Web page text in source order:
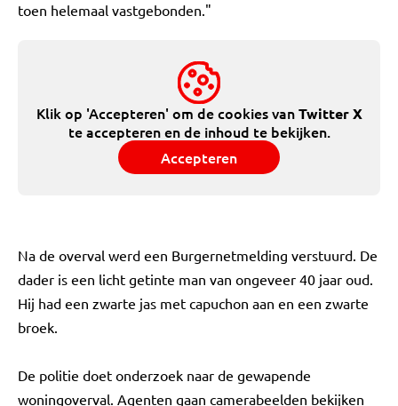
toen helemaal vastgebonden."
Klik op 'Accepteren' om de cookies vanTwitter X
te accepteren en de inhoud te bekijken.
Accepteren
Na de overval werd een Burgernetmelding verstuurd. De
dader is een licht getinte man van ongeveer 40 jaar oud.
Hij had een zwarte jas met capuchon aan en een zwarte
broek.
De politie doet onderzoek naar de gewapende
woningoverval. Agenten gaan camerabeelden bekijken